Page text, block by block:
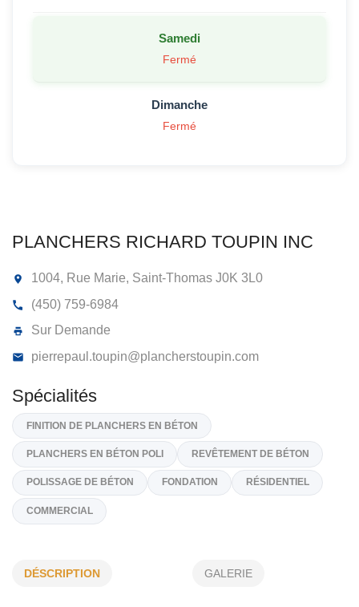
PLANCHERS RICHARD TOUPIN INC
1004, Rue Marie, Saint-Thomas
(450) 759-6984
Sur Demande
pierrepaul.toupin@plancherstoupin.com
Spécialités
DÉSCRIPTION GALERIE
Samedi
Fermé
Dimanche
Fermé